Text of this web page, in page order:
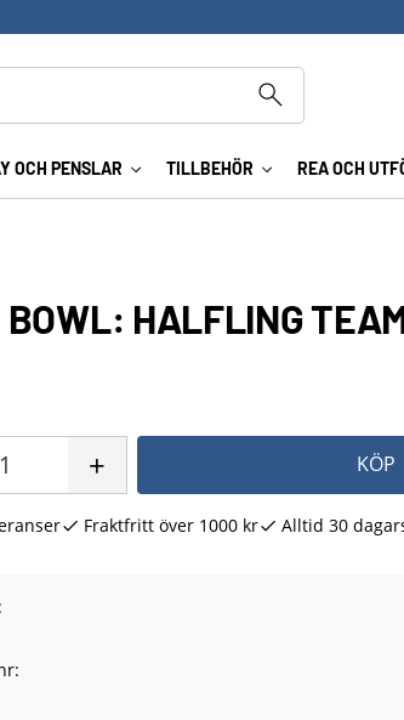
OCH PENSLAR TILLBEHÖR REA OCH
BOWL: HALFLING
+ KÖP
Fraktfritt över 1000 kr Alltid 30